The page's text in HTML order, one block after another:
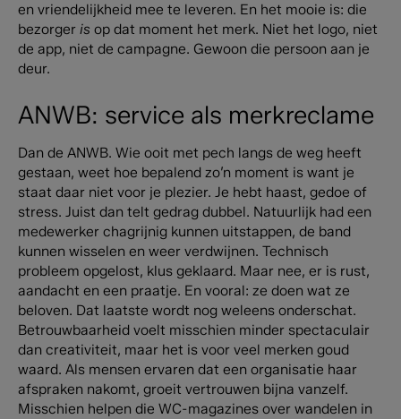
en vriendelijkheid mee te leveren. En het mooie is: die
bezorger is op dat moment het merk. Niet het logo, niet
de app, niet de campagne. Gewoon die persoon aan je
deur.
ANWB: service als merkreclame
Dan de ANWB. Wie ooit met pech langs de weg heeft
gestaan, weet hoe bepalend zo’n moment is want je
staat daar niet voor je plezier. Je hebt haast, gedoe of
stress. Juist dan telt gedrag dubbel. Natuurlijk had een
medewerker chagrijnig kunnen uitstappen, de band
kunnen wisselen en weer verdwijnen. Technisch
probleem opgelost, klus geklaard. Maar nee, er is rust,
aandacht en een praatje. En vooral: ze doen wat ze
beloven. Dat laatste wordt nog weleens onderschat.
Betrouwbaarheid voelt misschien minder spectaculair
dan creativiteit, maar het is voor veel merken goud
waard. Als mensen ervaren dat een organisatie haar
afspraken nakomt, groeit vertrouwen bijna vanzelf.
Misschien helpen die WC-magazines over wandelen in